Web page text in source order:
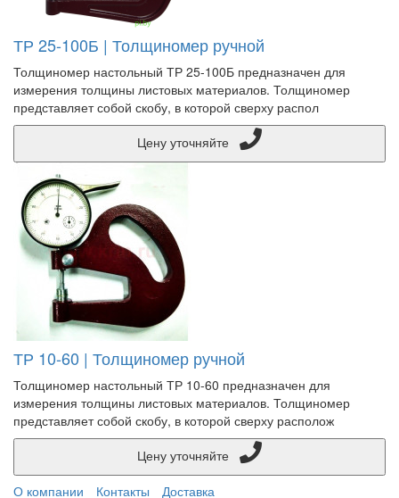
ТР 25-100Б | Толщиномер ручной
Толщиномер настольный ТР 25-100Б предназначен для
измерения толщины листовых материалов. Толщиномер
представляет собой скобу, в которой сверху распол
ТР 10-60 | Толщиномер ручной
Толщиномер настольный ТР 10-60 предназначен для
измерения толщины листовых материалов. Толщиномер
представляет собой скобу, в которой сверху располож
О компании
Контакты Доставка